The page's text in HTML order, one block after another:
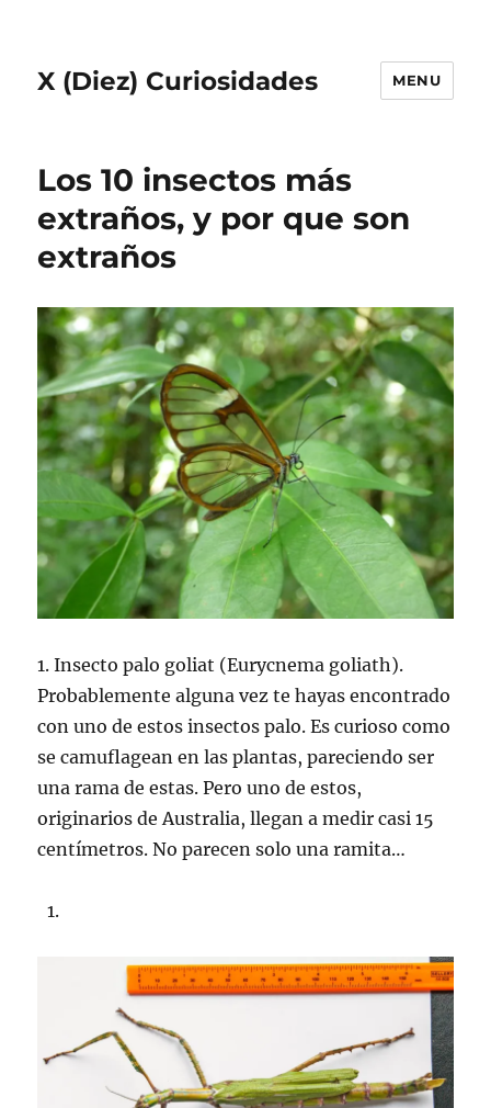
X (Diez) Curiosidades MENU
Los 10 insectos más
extraños, y por que son
extraños
1. Insecto palo goliat (Eurycnema goliath).
Probablemente alguna vez te hayas encontrado
con uno de estos insectos palo. Es curioso como
se camuflagean en las plantas, pareciendo ser
una rama de estas. Pero uno de estos,
originarios de Australia, llegan a medir casi 15
centímetros. No parecen solo una ramita…